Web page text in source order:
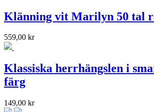
Klänning vit Marilyn 50 tal
559,00 kr
Klassiska herrhängslen i
färg
149,00 kr